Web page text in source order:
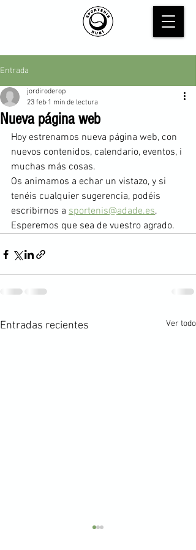
Entrada
Nueva página web
jordiroderop
23 feb 1 min de lectura
Hoy estrenamos nueva página web, con
nuevos contenidos, calendario, eventos, i
muchas más cosas.
Os animamos a echar un vistazo, y si
tenéis cualquier sugerencia, podéis
escribirnos a sportenis@adade.es,
Esperemos que sea de vuestro agrado.
Entradas recientes Ver todo